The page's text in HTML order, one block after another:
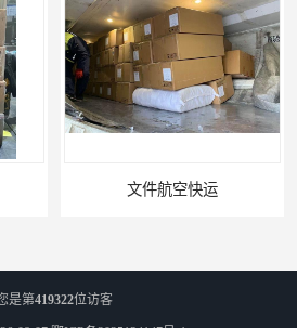
文件航空快运
是第419322位访客